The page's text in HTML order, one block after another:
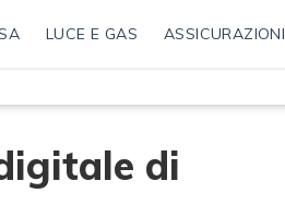
LUCE E GAS ASSICURAZIONI
di